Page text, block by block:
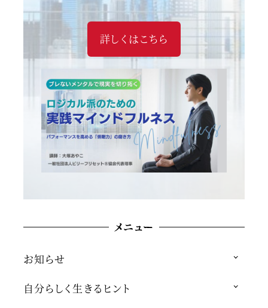
詳しくはこちら
メニュー
お知らせ
自分らしく生きるヒント